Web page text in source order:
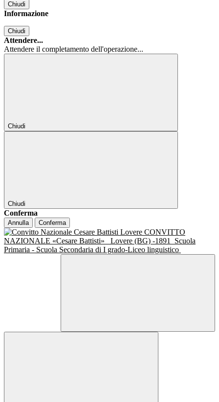
Chiudi
Informazione
Chiudi
Attendere...
Attendere il completamento dell'operazione...
Chiudi
Chiudi
Conferma
Annulla Conferma
CONVITTO
NAZIONALE «Cesare Battisti»
Lovere (BG) -1891
Scuola
Primaria - Scuola Secondaria di I grado-Liceo linguistico